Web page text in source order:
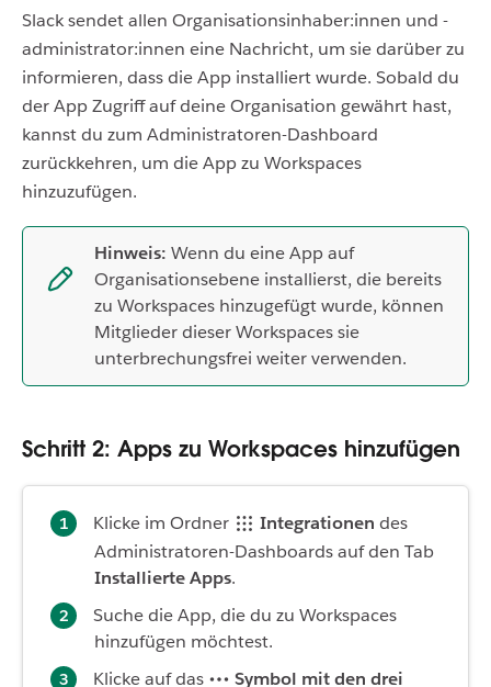
Slack sendet allen Organisationsinhaber:innen und -
administrator:innen eine Nachricht, um sie darüber zu
informieren, dass die App installiert wurde. Sobald du
der App Zugriff auf deine Organisation gewährt hast,
kannst du zum Administratoren-Dashboard
zurückkehren, um die App zu Workspaces
hinzuzufügen.
Hinweis: Wenn du eine App auf
Organisationsebene installierst, die bereits
zu Workspaces hinzugefügt wurde, können
Mitglieder dieser Workspaces sie
unterbrechungsfrei weiter verwenden.
Schritt 2: Apps zu Workspaces hinzufügen
Klicke im Ordner Integrationen des
Administratoren-Dashboards auf den Tab
Installierte Apps.
Suche die App, die du zu Workspaces
hinzufügen möchtest.
Klicke auf das
Symbol mit den drei